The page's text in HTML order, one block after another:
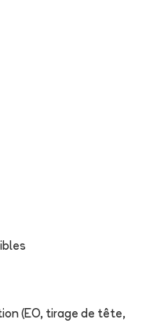
(EO, tirage de tête,